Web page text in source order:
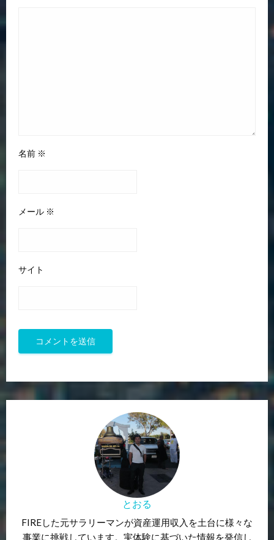
名前 ※
メール ※
サイト
とおる
FIREした元サラリーマンが資産運用収入を土台に様々な
事業に挑戦しています。実体験に基づいた情報を発信し